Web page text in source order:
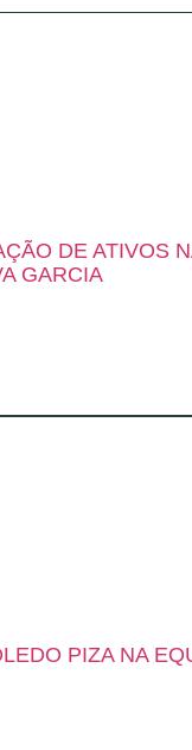
DE ATIVOS
GARCIA
PIZA NA